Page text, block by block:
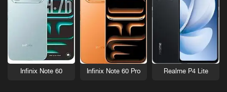
Realme P4 Lite
Infinix Note 60 Pro
Infinix Note 60